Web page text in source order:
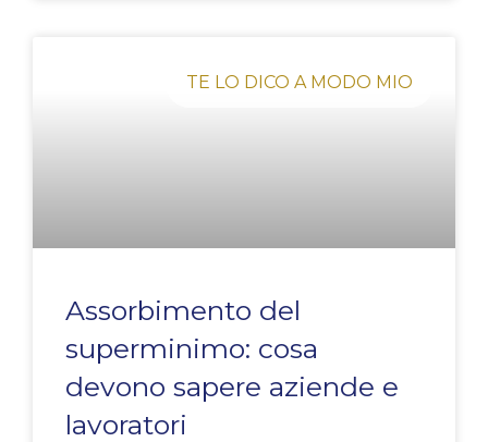
TE LO DICO A MODO MIO
Assorbimento del
superminimo: cosa
devono sapere aziende e
lavoratori